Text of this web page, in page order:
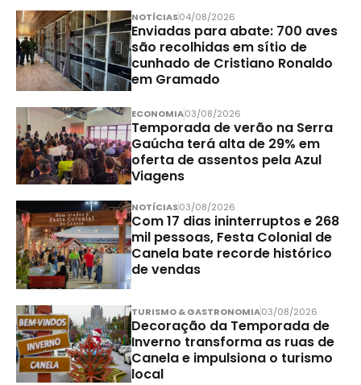
NOTÍCIAS04/08/2026
Enviadas para abate: 700 aves
são recolhidas em sítio de
cunhado de Cristiano Ronaldo
em Gramado
ECONOMIA03/08/2026
Temporada de verão na Serra
Gaúcha terá alta de 29% em
oferta de assentos pela Azul
Viagens
NOTÍCIAS03/08/2026
Com 17 dias ininterruptos e 268
mil pessoas, Festa Colonial de
Canela bate recorde histórico
de vendas
TURISMO & GASTRONOMIA03/08/2026
Decoração da Temporada de
Inverno transforma as ruas de
Canela e impulsiona o turismo
local